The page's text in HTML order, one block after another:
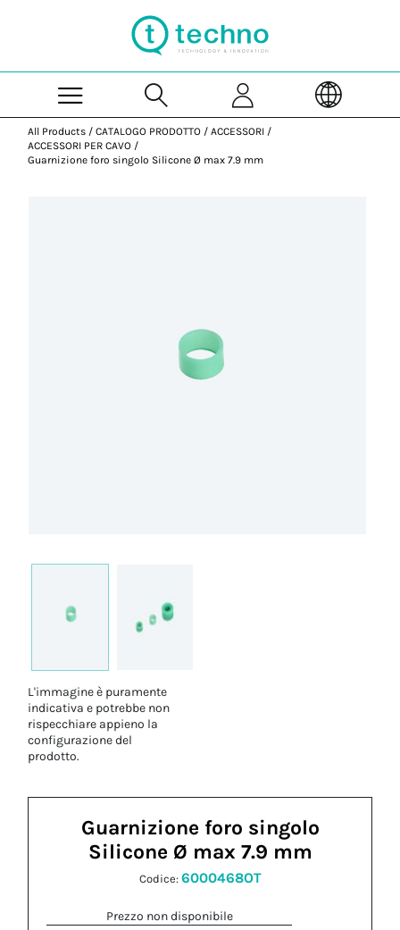
All Products / CATALOGO PRODOTTO / ACCESSORI /
ACCESSORI PER CAVO /
Guarnizione foro singolo Silicone Ø max 7.9 mm
L'immagine è puramente
indicativa e potrebbe non
rispecchiare appieno la
configurazione del
prodotto.
Guarnizione foro singolo
Silicone Ø max 7.9 mm
Codice: 6000468OT
Prezzo non disponibile